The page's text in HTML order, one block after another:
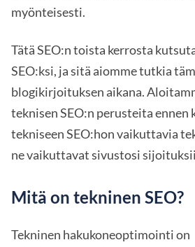
myönteisesti.
Tätä SEO:n toista kerrosta
SEO:ksi, ja sitä aiomme tutkia
blogikirjoituksen aikana.
teknisen SEO:n perusteita
tekniseen SEO:hon vaikuttavia
ne vaikuttavat sivustosi
Mitä on tekninen SEO?
Tekninen hakukoneoptimointi on